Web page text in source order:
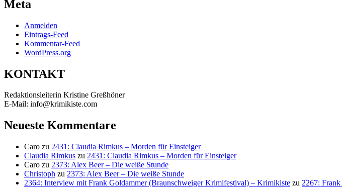
Meta
Anmelden
Eintrags-Feed
Kommentar-Feed
WordPress.org
KONTAKT
Redaktionsleiterin Kristine Greßhöner
E-Mail: info@krimikiste.com
Neueste Kommentare
Caro zu 2431: Claudia Rimkus – Morden für Einsteiger
Claudia Rimkus zu 2431: Claudia Rimkus – Morden für Einsteiger
Caro zu 2373: Alex Beer – Die weiße Stunde
Christoph zu 2373: Alex Beer – Die weiße Stunde
2364: Interview mit Frank Goldammer (Braunschweiger Krimifestival) – Krimikiste zu 2267: